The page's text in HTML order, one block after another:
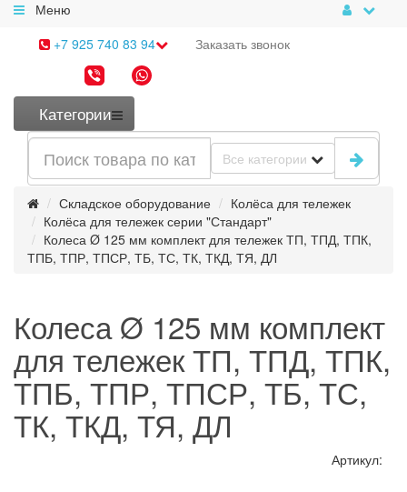
Меню
+7 925 740 83 94
Заказать звонок
Категории
Все категории
Складское оборудование
Колёса для тележек
Колёса для тележек серии "Стандарт"
Колеса Ø 125 мм комплект для тележек ТП, ТПД, ТПК,
ТПБ, ТПР, ТПСР, ТБ, ТС, ТК, ТКД, ТЯ, ДЛ
Колеса Ø 125 мм комплект
для тележек ТП, ТПД, ТПК,
ТПБ, ТПР, ТПСР, ТБ, ТС,
ТК, ТКД, ТЯ, ДЛ
Артикул: